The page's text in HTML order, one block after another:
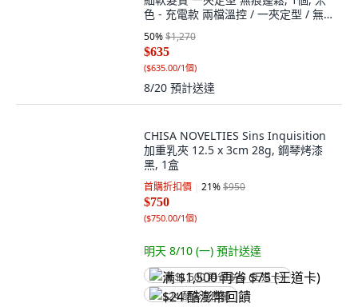
色 - 充電款 兩檔溫控 / 一夾定型 / 無
痕蓬鬆
50%$1,270
$635
($635.00/1個)
8/20 預計送達
CHISA NOVELTIES Sins Inquisition
加重乳夾 12.5 x 3cm 28g, 鋼琴烤漆
黑, 1盒
首購折扣價 21%$950
$750
($750.00/1個)
明天 8/10 (一) 預計送達
满 $1,500 再省 $75 (王道卡)
$24 酷澎幣回饋